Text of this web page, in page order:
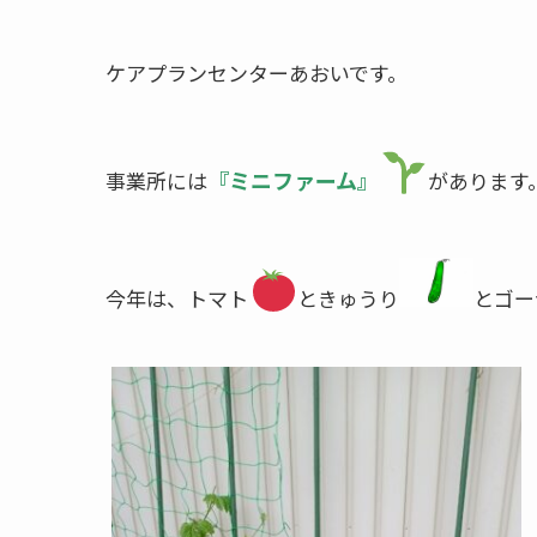
ケアプランセンターあおいです。
事業所には 『ミニファーム』 があります。
今年は、トマト ときゅうり とゴ